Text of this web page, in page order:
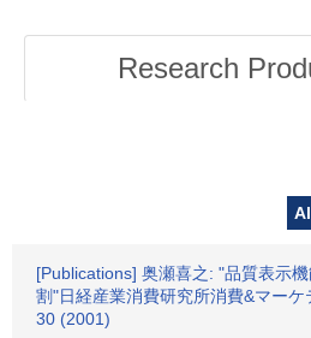
Research
[Publications] 奥瀬喜之: "品質表示
割"日経産業消費研究所消費&マー
30 (2001)